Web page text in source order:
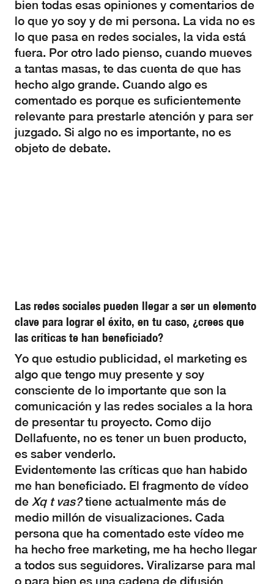
bien todas esas opiniones y comentarios de
lo que yo soy y de mi persona. La vida no es
lo que pasa en redes sociales, la vida está
fuera. Por otro lado pienso, cuando mueves
a tantas masas, te das cuenta de que has
hecho algo grande. Cuando algo es
comentado es porque es suficientemente
relevante para prestarle atención y para ser
juzgado. Si algo no es importante, no es
objeto de debate.
Las redes sociales pueden llegar a ser un elemento
clave para lograr el éxito, en tu caso, ¿crees que
las críticas te han beneficiado?
Yo que estudio publicidad, el marketing es
algo que tengo muy presente y soy
consciente de lo importante que son la
comunicación y las redes sociales a la hora
de presentar tu proyecto. Como dijo
Dellafuente, no es tener un buen producto,
es saber venderlo.
Evidentemente las críticas que han habido
me han beneficiado. El fragmento de vídeo
de Xq t vas?tiene actualmente más de
medio millón de visualizaciones. Cada
persona que ha comentado este vídeo me
ha hecho free marketing, me ha hecho llegar
a todos sus seguidores. Viralizarse para mal
o para bien es una cadena de difusión